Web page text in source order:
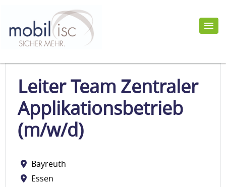
Leiter Team Zentraler
Applikationsbetrieb
(m/w/d)
Bayreuth
Essen